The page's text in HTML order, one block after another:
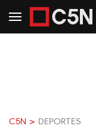
C5N > DEPORTES